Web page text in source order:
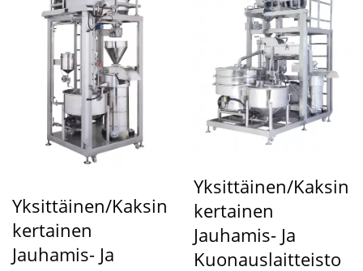
Yksittäinen/kaksin
Kertainen
Jauhamis- Ja
Yksittäinen/kaksin
Kertainen
Jauhamis- Ja
Kuonauslaitteisto